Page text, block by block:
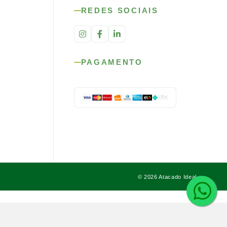
REDES SOCIAIS
PAGAMENTO
© 2026 Atacado Ideal